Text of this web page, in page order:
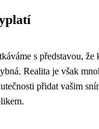
s představou,
Realita je však
přidat vašim